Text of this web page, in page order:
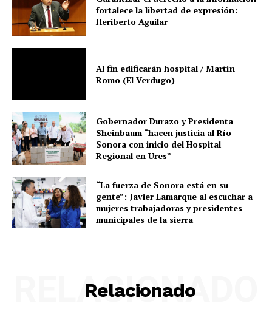
fortalece la libertad de expresión:
Heriberto Aguilar
Al fin edificarán hospital / Martín
Romo (El Verdugo)
Gobernador Durazo y Presidenta
Sheinbaum “hacen justicia al Río
Sonora con inicio del Hospital
Regional en Ures”
“La fuerza de Sonora está en su
gente”: Javier Lamarque al escuchar a
mujeres trabajadoras y presidentes
municipales de la sierra
Relacionado
RELACIONADO